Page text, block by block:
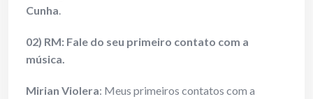
Cunha
02) RM: Fale do seu primeiro contato com a
música.
Mirian Violera: Meus primeiros contatos com a